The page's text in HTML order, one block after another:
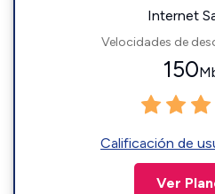
Internet
Velocidades de
150
Calificación de
Ver